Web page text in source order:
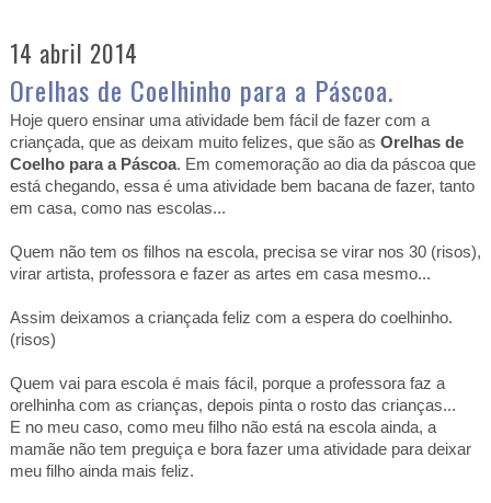
14 abril 2014
Orelhas de Coelhinho para a Páscoa.
Hoje quero ensinar uma atividade bem fácil de fazer com a
criançada, que as deixam muito felizes, que são as Orelhas de
Coelho para a Páscoa. Em comemoração ao dia da páscoa que
está chegando, essa é uma atividade bem bacana de fazer, tanto
em casa, como nas escolas...
Quem não tem os filhos na escola, precisa se virar nos 30 (risos),
virar artista, professora e fazer as artes em casa mesmo...
Assim deixamos a criançada feliz com a espera do coelhinho.
(risos)
Quem vai para escola é mais fácil, porque a professora faz a
orelhinha com as crianças, depois pinta o rosto das crianças...
E no meu caso, como meu filho não está na escola ainda, a
mamãe não tem preguiça e bora fazer uma atividade para deixar
meu filho ainda mais feliz.